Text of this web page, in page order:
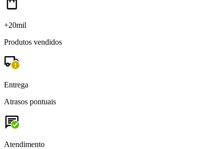
+20mil
Produtos vendidos
Entrega
Atrasos pontuais
Atendimento